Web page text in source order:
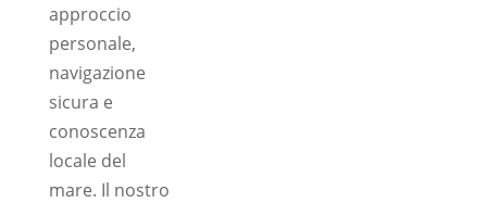
approccio
personale,
navigazione
sicura e
conoscenza
locale del
mare. Il nostro